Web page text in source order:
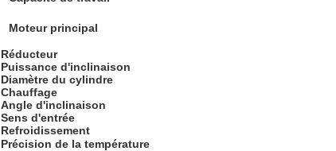
Moteur principal
Réducteur
Puissance d'inclinaison
Diamètre du cylindre
Chauffage
Angle d'inclinaison
Sens d'entrée
Refroidissement
Précision de la température